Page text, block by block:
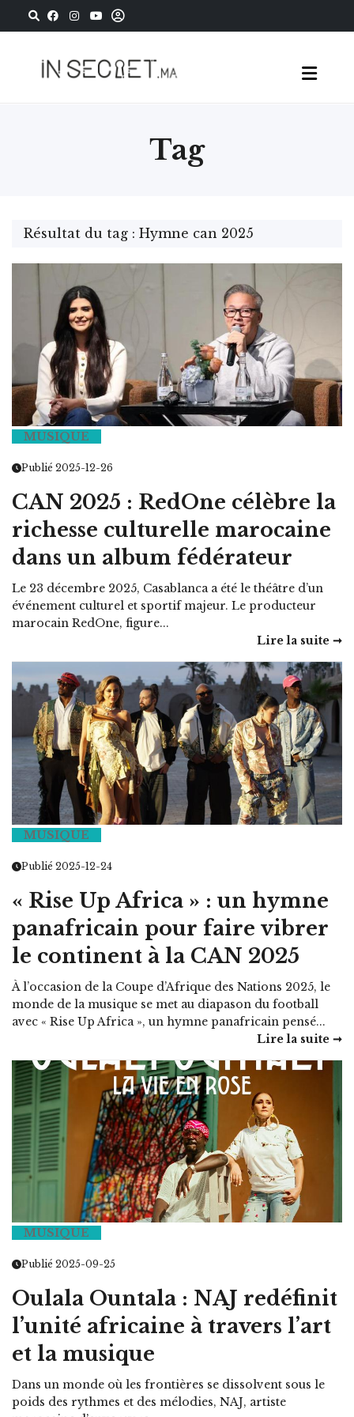
Tag
Résultat du tag : Hymne can 2025
MUSIQUE
Publié 2025-12-26
CAN 2025 : RedOne célèbre la
richesse culturelle marocaine
dans un album fédérateur
Le 23 décembre 2025, Casablanca a été le théâtre d’un
événement culturel et sportif majeur. Le producteur
marocain RedOne, figure...
Lire la suite ➞
MUSIQUE
Publié 2025-12-24
« Rise Up Africa » : un hymne
panafricain pour faire vibrer
le continent à la CAN 2025
À l’occasion de la Coupe d’Afrique des Nations 2025, le
monde de la musique se met au diapason du football
avec « Rise Up Africa », un hymne panafricain pensé...
Lire la suite ➞
MUSIQUE
Publié 2025-09-25
Oulala Ountala : NAJ redéfinit
l’unité africaine à travers l’art
et la musique
Dans un monde où les frontières se dissolvent sous le
poids des rythmes et des mélodies, NAJ, artiste